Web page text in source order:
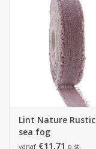
Lint Nature
sea fog
vanaf €11,71 p.st.